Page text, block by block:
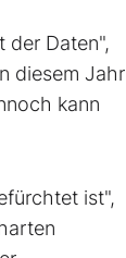
der Daten",
diesem Jahr
kann
ist",